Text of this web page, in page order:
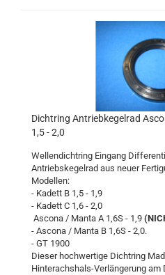
Dichtring Antriebkegelrad
1,5 - 2,0
Wellendichtring Eingang
Antriebskegelrad aus neuer
Modellen:
- Kadett B 1,5 - 1,9
- Kadett C 1,6 - 2,0
Ascona / Manta A 1,6S - 1,9
- Ascona / Manta B 1,6S - 2,0.
- GT 1900
Dieser hochwertige Dichtring
Hinterachshals-Verlängerung am